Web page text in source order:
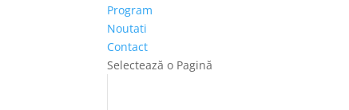
Program
Noutati
Contact
Selectează o Pagină